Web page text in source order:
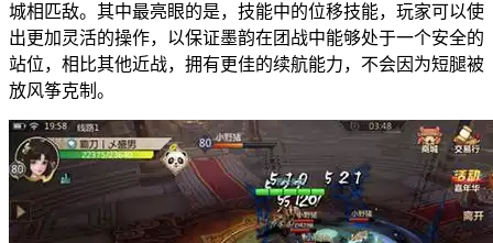
城相匹敌。其中最亮眼的是，技能中的位移技能，玩家可以使
出更加灵活的操作，以保证墨韵在团战中能够处于一个安全的
站位，相比其他近战，拥有更佳的续航能力，不会因为短腿被
放风筝克制。